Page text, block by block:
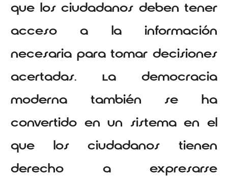
que los ciudadanos deben tener
acceso a la información
necesaria para tomar decisiones
acertadas. La democracia
moderna también se ha
convertido en un sistema en el
que los ciudadanos tienen
derecho a expresarse